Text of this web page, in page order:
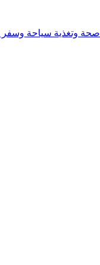
صحة وتغذية سياحة وسفر